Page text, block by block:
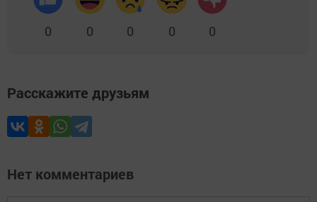
0 0 0 0 0
Расскажите друзьям
Нет комментариев